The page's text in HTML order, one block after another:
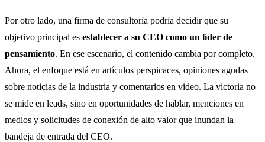
Por otro lado, una firma de consultoría podría decidir que su
objetivo principal es establecer a su CEO como un líder de
pensamiento. En ese escenario, el contenido cambia por completo.
Ahora, el enfoque está en artículos perspicaces, opiniones agudas
sobre noticias de la industria y comentarios en video. La victoria no
se mide en leads, sino en oportunidades de hablar, menciones en
medios y solicitudes de conexión de alto valor que inundan la
bandeja de entrada del CEO.